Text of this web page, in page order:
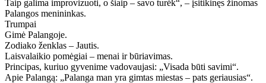
Taip galima improvizuoti, o šiaip – savo turėk“, – įsitikinęs žinomas
Palangos menininkas.
Trumpai
Gimė Palangoje.
Zodiako ženklas – Jautis.
Laisvalaikio pomėgiai – menai ir būriavimas.
Principas, kuriuo gyvenime vadovaujasi: „Visada būti savimi“.
Apie Palangą: „Palanga man yra gimtas miestas – pats geriausias“.